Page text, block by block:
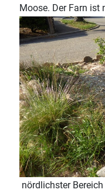
Moose. Der Farn ist
nördlichster